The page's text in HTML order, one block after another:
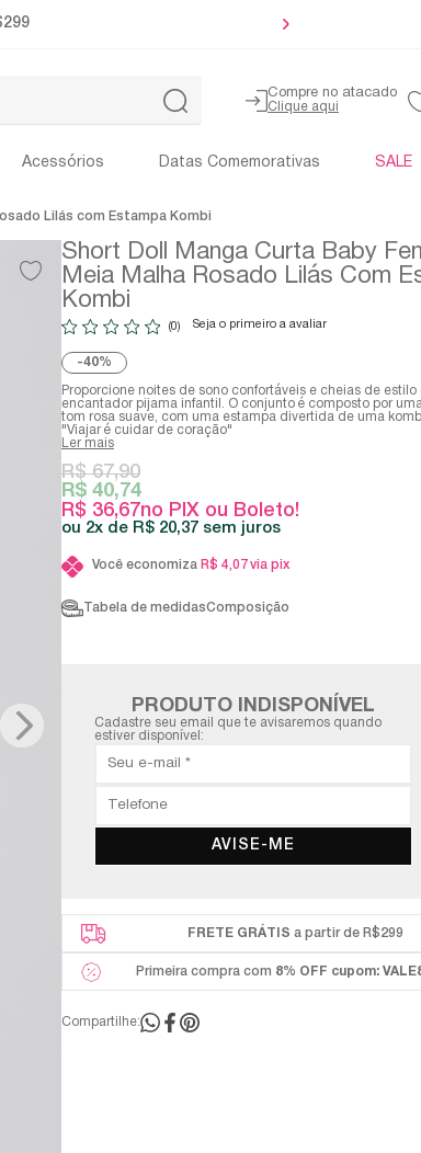
Compre no atacado
Acessórios Datas Comemorativas SALE
Lilás com Estampa Kombi
Short Doll Manga Curta Baby
Meia Malha Rosado Lilás Com
Kombi
(0) Seja o primeiro a avaliar
40%
Proporcione noites de sono confortáveis e cheias de estilo
encantador pijama infantil. O conjunto é composto por
tom rosa suave, com uma estampa divertida de uma
"Viajar é cuidar de coração"
Ler mais
R$ 36,67no PIX ou Boleto!
R$ 67,90
R$ 40,74
2x R$ 20,37 sem juros
Você economiza R$ 4,07via pix
Tabela de medidasComposição
PRODUTO INDISPONÍVEL
Cadastre seu email que te avisaremos quando
estiver disponível:
AVISE-ME
FRETE GRÁTIS a partir de R$299
Primeira compra com 8% OFF cupom:
Compartilhe: